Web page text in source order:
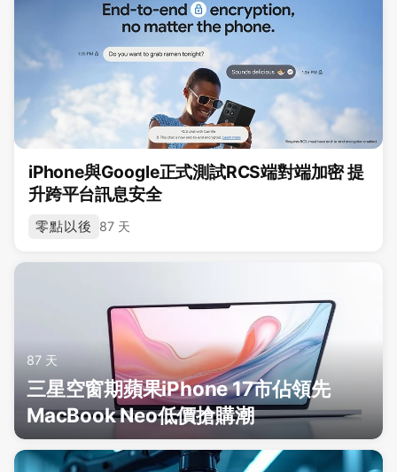
iPhone與Google正式測試RCS端對端加密 提
升跨平台訊息安全
零點以後 87 天
87 天
三星空窗期蘋果iPhone 17市佔領先
MacBook Neo低價搶購潮